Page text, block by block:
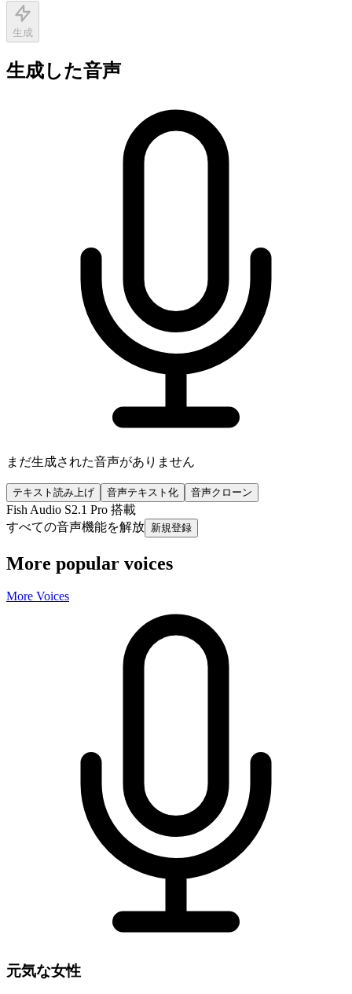
生成
生成した音声
まだ生成された音声がありません
テキスト読み上げ 音声テキスト化 音声クローン
Fish Audio S2.1 Pro 搭載
すべての音声機能を解放 新規登録
More popular voices
More Voices
元気な女性